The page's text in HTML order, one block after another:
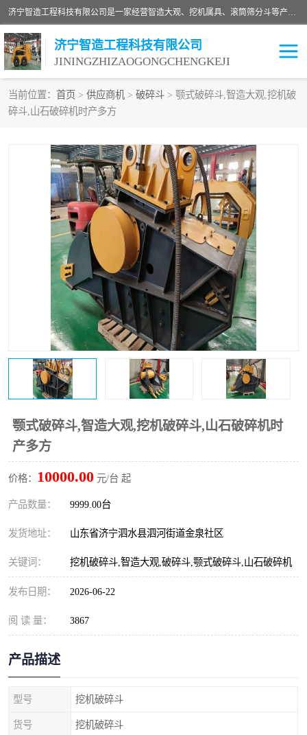
济宁智造工程科技有限公司是一家经营智造大观、挖机属具、滚筒筛分斗等产品的滑移装载机厂家。济宁智造工程科技有限公司奉行以质量赢得用户，诚信为本，互利共赢的宗旨，依靠雄厚的技术力量，科学的管理制度，先进的加工检测设备，始终坚持以客户为中心，免费咨询！
济宁智造工程科技有限公司
JININGZHIZAOGONGCHENGKEJI
当前位置： 首页 > 供应商机 > 破碎斗 > 颚式破碎斗,智造大观,挖机破
碎斗,山石破碎机时产多方
颚式破碎斗,智造大观,挖机破碎斗,山石破碎机时
产多方
价格： 10000.00 元/台 起
产品数量： 9999.00台
发货地址： 山东省济宁泗水县泗河街道金泉社区
关键词： 挖机破碎斗,智造大观,破碎斗,颚式破碎斗,山石破碎机
发布日期： 2026-06-22
阅 读 量： 3867
产品描述
型号 挖机破碎斗
货号 挖机破碎斗
振动夯
铣挖机 移动破碎机
滚筒筛分斗 粉碎钳
液压剪 土壤修复
铣刨机 开沟机
伐木机 破碎机
打桩机 压路机
枕木机 滑移装载机
清扫器
挖树机 拓荒机
滚筒筛